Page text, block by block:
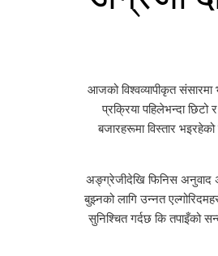
आजको विश्वव्यापीकृत
प्रक्रिया पहिलेभन्दा छिटो
बजारहरूमा विस्तार
अङ्ग्रेजीदेखि फिनिस अनुवाद
बुझ्नको लागि उन्नत
सुनिश्चित गर्दछ कि तपाइँको